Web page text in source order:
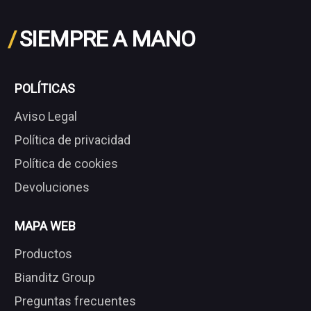
/SIEMPRE A MANO
POLÍTICAS
Aviso Legal
Política de privacidad
Política de cookies
Devoluciones
MAPA WEB
Productos
Bianditz Group
Preguntas frecuentes